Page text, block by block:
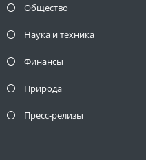
Общество
Наука и техника
Финансы
Природа
Пресс-релизы